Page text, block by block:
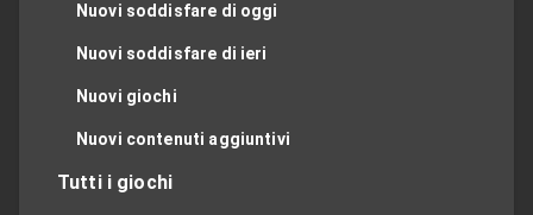
Nuovi soddisfare di oggi
Nuovi soddisfare di ieri
Nuovi giochi
Nuovi contenuti aggiuntivi
Tutti i giochi